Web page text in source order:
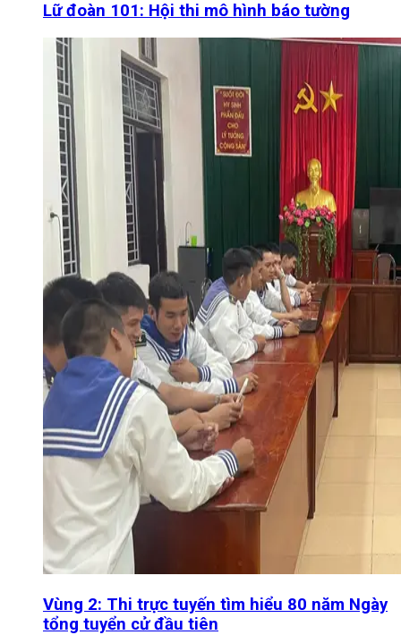
Lữ đoàn 101: Hội thi mô hình báo tường
Vùng 2: Thi trực tuyến tìm hiểu 80 năm Ngày
tổng tuyển cử đầu tiên